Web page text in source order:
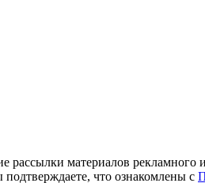
рассылки материалов
что ознакомлены с